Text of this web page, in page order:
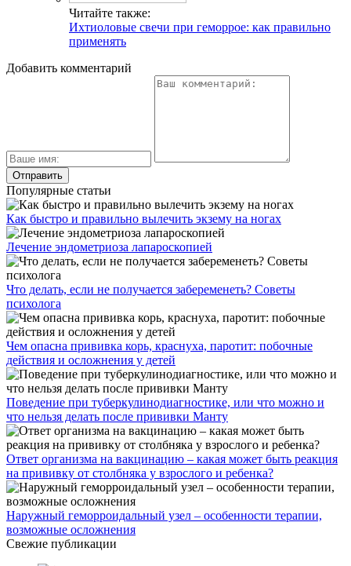
Читайте также:
Ихтиоловые свечи при геморрое: как правильно
применять
Добавить комментарий
Популярные статьи
Как быстро и правильно вылечить экзему на ногах
Лечение эндометриоза лапароскопией
Что делать, если не получается забеременеть? Советы
психолога
Чем опасна прививка корь, краснуха, паротит: побочные
действия и осложнения у детей
Поведение при туберкулинодиагностике, или что можно и
что нельзя делать после прививки Манту
Ответ организма на вакцинацию – какая может быть реакция
на прививку от столбняка у взрослого и ребенка?
Наружный геморроидальный узел – особенности терапии,
возможные осложнения
Свежие публикации